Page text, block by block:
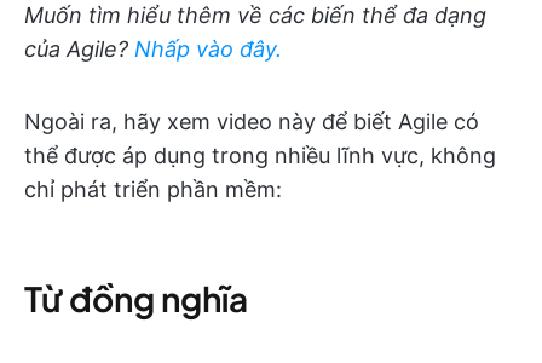
Muốn tìm hiểu thêm về các biến thể đa dạng
của Agile? Nhấp vào đây.
Ngoài ra, hãy xem video này để biết Agile có
thể được áp dụng trong nhiều lĩnh vực, không
chỉ phát triển phần mềm:
Từ đồng nghĩa